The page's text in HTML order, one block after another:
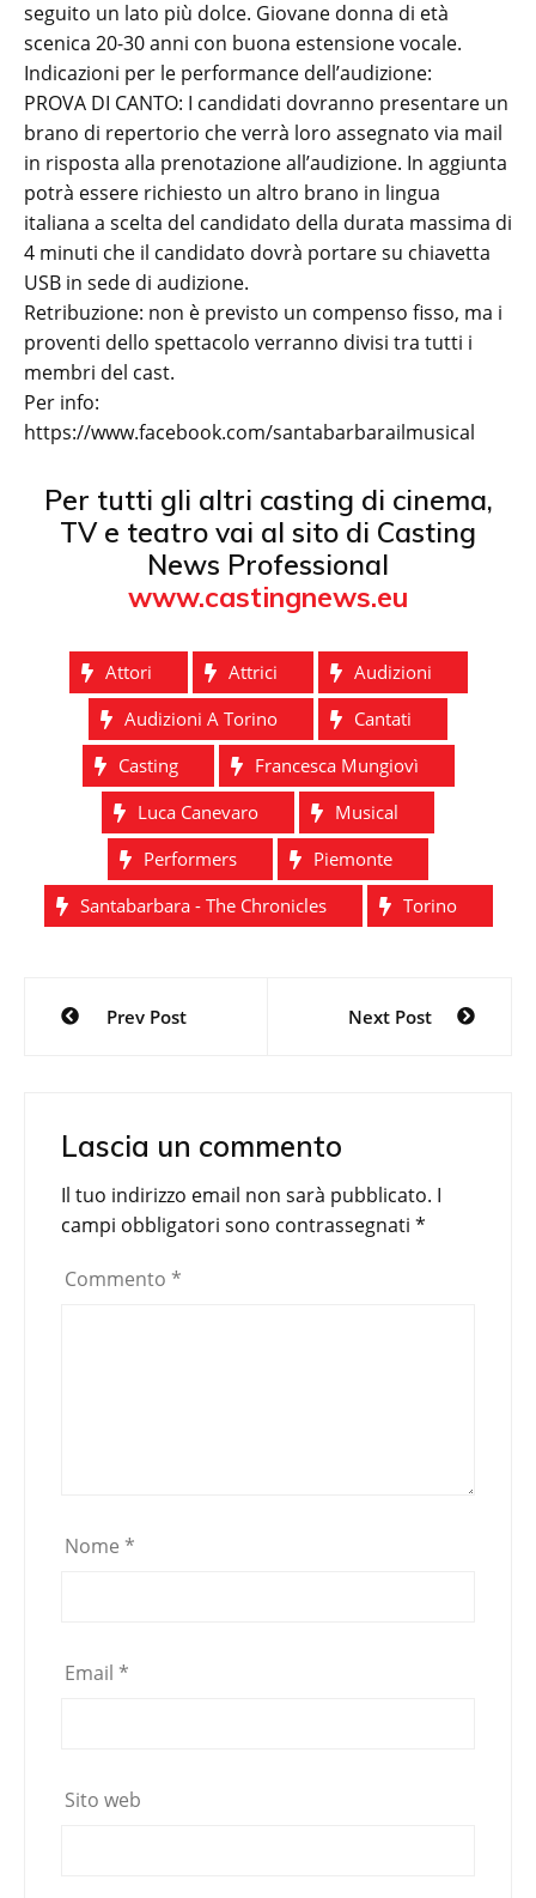
seguito un lato più dolce. Giovane donna di età
scenica 20-30 anni con buona estensione vocale.
Indicazioni per le performance dell’audizione:
PROVA DI CANTO: I candidati dovranno presentare un
brano di repertorio che verrà loro assegnato via mail
in risposta alla prenotazione all’audizione. In aggiunta
potrà essere richiesto un altro brano in lingua
italiana a scelta del candidato della durata massima di
4 minuti che il candidato dovrà portare su chiavetta
USB in sede di audizione.
Retribuzione: non è previsto un compenso fisso, ma i
proventi dello spettacolo verranno divisi tra tutti i
membri del cast.
Per info:
https://www.facebook.com/santabarbarailmusical
Per tutti gli altri casting di cinema,
TV e teatro vai al sito di Casting
News Professional
www.castingnews.eu
Attori Attrici
Audizioni
Audizioni A Torino
Cantati
Casting
Francesca Mungiovì
Luca Canevaro
Musical
Performers
Piemonte
Santabarbara - The Chronicles
Torino
Navigazione
articoliPrev Post Next Post
Lascia un commento
Il tuo indirizzo email non sarà pubblicato. I
campi obbligatori sono contrassegnati *
Commento *
Nome *
Email *
Sito web